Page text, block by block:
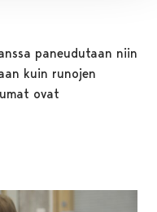
paneudutaan niin
kuin runojen
ovat